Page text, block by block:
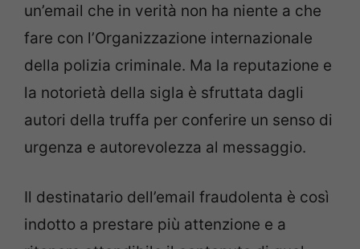
un’email che in verità non ha niente a che
fare con l’Organizzazione internazionale
della polizia criminale. Ma la reputazione e
la notorietà della sigla è sfruttata dagli
autori della truffa per conferire un senso di
urgenza e autorevolezza al messaggio.
Il destinatario dell’email fraudolenta è così
indotto a prestare più attenzione e a